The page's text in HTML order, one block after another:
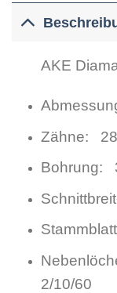
AKE
Zähne: 28
Bohrung:
2/10/60